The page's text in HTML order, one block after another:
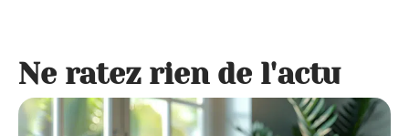
Ne ratez rien de l'actu